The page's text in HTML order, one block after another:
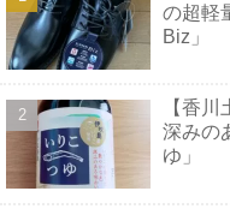
の超軽
Biz」
【香
深みの
ゆ」